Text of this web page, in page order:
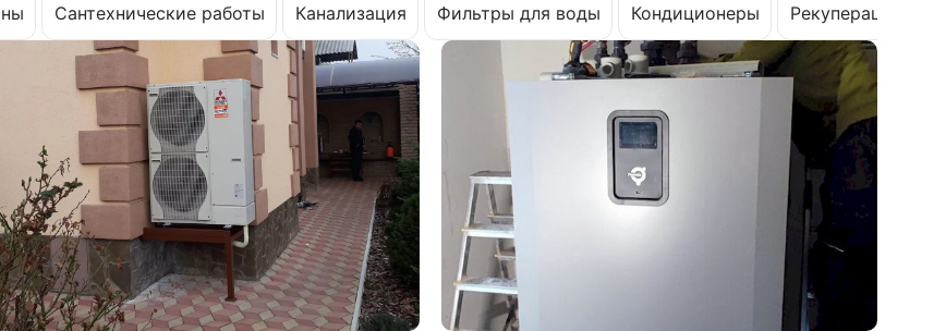
Сантехнические работы Канализация Фильтры для воды Кондиционеры Рекуперация